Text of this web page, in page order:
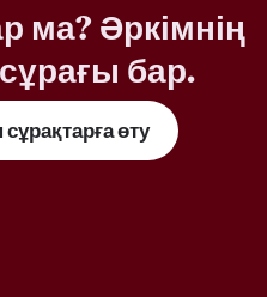
ма? Әркімнің
бар.
өту